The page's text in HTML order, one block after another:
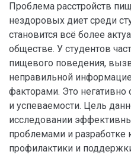
Проблема расстройств
нездоровых диет среди
становится всё более
обществе. У студентов
пищевого поведения,
неправильной
факторами. Это негативно
и успеваемости. Цель
исследовании
проблемами и
профилактики и